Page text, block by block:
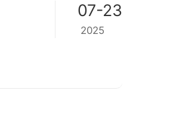
07-23
2025